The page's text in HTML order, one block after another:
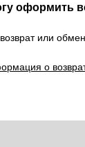
оформить
или
о